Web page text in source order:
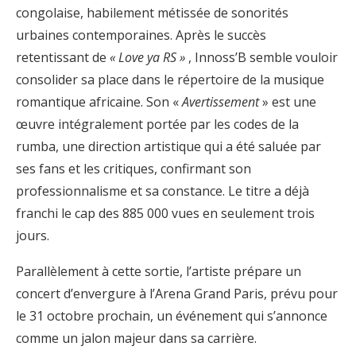
congolaise, habilement métissée de sonorités
urbaines contemporaines. Après le succès
retentissant de « Love ya RS » , Innoss’B semble vouloir
consolider sa place dans le répertoire de la musique
romantique africaine. Son «Avertissement» est une
œuvre intégralement portée par les codes de la
rumba, une direction artistique qui a été saluée par
ses fans et les critiques, confirmant son
professionnalisme et sa constance. Le titre a déjà
franchi le cap des 885 000 vues en seulement trois
jours.
Parallèlement à cette sortie, l’artiste prépare un
concert d’envergure à l’Arena Grand Paris, prévu pour
le 31 octobre prochain, un événement qui s’annonce
comme un jalon majeur dans sa carrière.